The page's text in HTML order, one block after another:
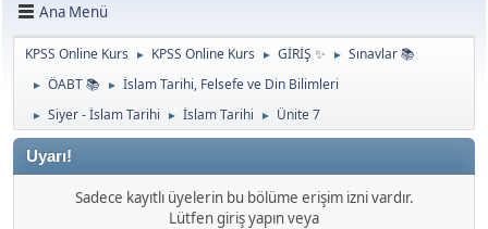
Ana Menü
KPSS Online Kurs ► KPSS Online Kurs ► GİRİŞ ✨ ► Sınavlar 📚
► ÖABT 📚 ► İslam Tarihi, Felsefe ve Din Bilimleri
► Siyer - İslam Tarihi ► İslam Tarihi ► Ünite 7
Uyarı!
Sadece kayıtlı üyelerin bu bölüme erişim izni vardır.
Lütfen giriş yapın veya